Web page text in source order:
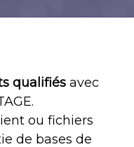
qualifiés avec
ou fichiers
de bases de